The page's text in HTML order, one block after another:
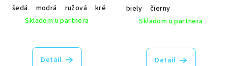
šedá
modrá ružová
krémová
Skladom u partnera
Detail
biely
čierny
Skladom u partnera
Detail